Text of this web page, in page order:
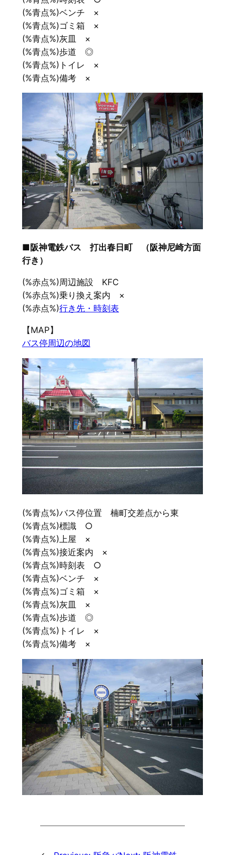
(%青点%)ベンチ ×
(%青点%)ゴミ箱 ×
(%青点%)灰皿 ×
(%青点%)歩道 ◎
(%青点%)トイレ ×
(%青点%)備考 ×
■阪神電鉄バス 打出春日町 （阪神尼崎方面
行き）
(%赤点%)周辺施設 KFC
(%赤点%)乗り換え案内 ×
(%赤点%)行き先・時刻表
【MAP】
バス停周辺の地図
(%青点%)バス停位置 楠町交差点から東
(%青点%)標識 ○
(%青点%)上屋 ×
(%青点%)接近案内 ×
(%青点%)時刻表 ○
(%青点%)ベンチ ×
(%青点%)ゴミ箱 ×
(%青点%)灰皿 ×
(%青点%)歩道 ◎
(%青点%)トイレ ×
(%青点%)備考 ×